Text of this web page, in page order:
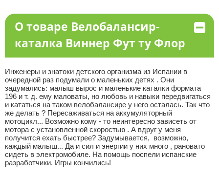
О товаре Велобалансир-
каталка Виннер Фут ту Флор
Инженеры и знатоки детского организма из Испании в
очередной раз подумали о маленьких детях . Они
задумались: малыш вырос и маленькие каталки формата
196 и т. д. ему маловаты, но любовь и навыки передвигаться
и кататься на таком велобалансире у него осталась. Так что
же делать ? Пересаживаться на аккумуляторный
мотоцикл... Возможно кому - то неинтересно зависеть от
мотора с установленной скоростью . А вдруг у меня
получится ехать быстрее? Задумывается, возможно,
каждый малыш... Да и сил и энергии у них много , рановато
сидеть в электромобиле. На помощь поспели испанские
разработчики. Игры кончились!